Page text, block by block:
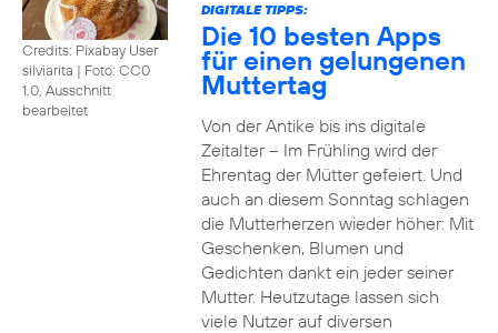
Credits: Pixabay User
silviarita | Foto: CC0
1.0, Ausschnitt
bearbeitet
DIGITALE TIPPS:
Die 10 besten Apps
für einen gelungenen
Muttertag
Von der Antike bis ins digitale
Zeitalter – Im Frühling wird der
Ehrentag der Mütter gefeiert. Und
auch an diesem Sonntag schlagen
die Mutterherzen wieder höher: Mit
Geschenken, Blumen und
Gedichten dankt ein jeder seiner
Mutter. Heutzutage lassen sich
viele Nutzer auf diversen